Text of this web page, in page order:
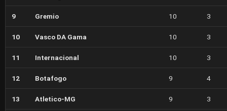
9 Gremio 10 3
10 Vasco DA Gama 10 3
11 Internacional 10 3
12 Botafogo 9 4
13 Atletico-MG 9 3